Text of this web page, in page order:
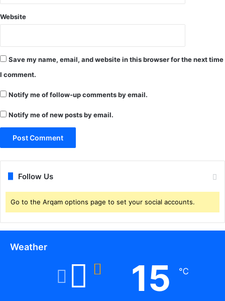
तृ
ठि
त
म
क
ह
फ्ते
में
रि
र्ट
सा
हू
सं
घ
,
सैं
प
की
जां
में
ला
को
अ
रों
Website
Save my name, email, and website in this browser for the next time
I comment.
Notify me of follow-up comments by email.
Notify me of new posts by email.
Follow Us
Go to the Arqam options page to set your social accounts.
Weather
15 ℃